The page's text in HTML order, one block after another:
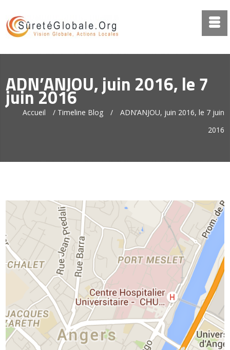
ADN’ANJOU, juin 2016, le 7
juin 2016
Accueil /Timeline Blog / ADN’ANJOU, juin 2016, le 7 juin
2016